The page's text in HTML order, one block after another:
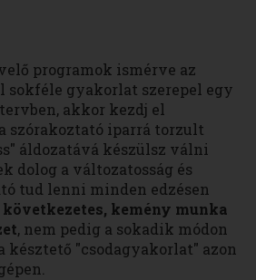
programok ismérve az
sokféle gyakorlat szerepel egy
akkor kezdj el
szórakoztató iparrá torzult
áldozatává készülsz válni
dolog a változatosság és
tud lenni minden edzésen
következetes, kemény munka
, nem pedig a sokadik módon
"csodagyakorlat" azon